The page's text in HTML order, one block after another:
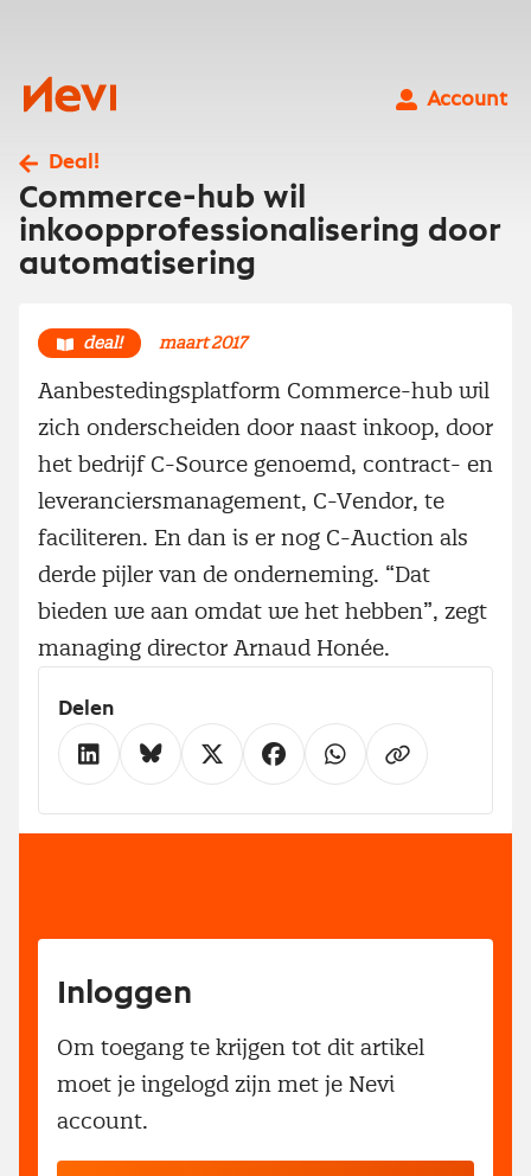
Nevi
Account
Deal!
Commerce-hub wil
inkoopprofessionalisering door
automatisering
deal! maart 2017
Aanbestedingsplatform Commerce-hub wil
zich onderscheiden door naast inkoop, door
het bedrijf C-Source genoemd, contract- en
leveranciersmanagement, C-Vendor, te
faciliteren. En dan is er nog C-Auction als
derde pijler van de onderneming. “Dat
bieden we aan omdat we het hebben”, zegt
managing director Arnaud Honée.
Delen
Inloggen
Om toegang te krijgen tot dit artikel
moet je ingelogd zijn met je Nevi
account.